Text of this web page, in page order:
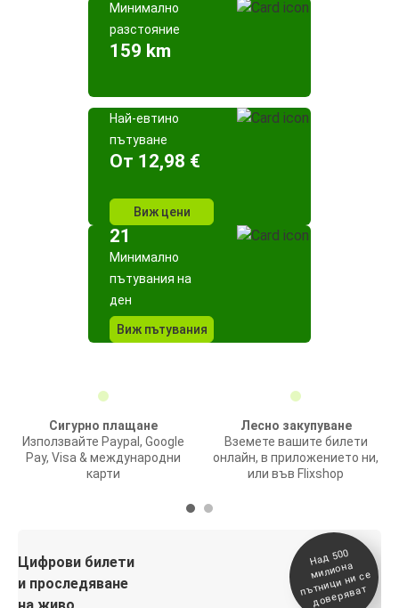
Минимално
разстояние
159 km
Най-евтино
пътуване
Oт 12,98 €
Виж цени
21
Минимално
пътувания на
ден
Виж пътувания
Сигурно плащане
Използвайте Paypal, Google
Pay, Visa & международни
карти
Лесно закупуване
Вземете вашите билети
онлайн, в приложението ни,
или във Flixshop
Цифрови билети
и проследяване
На
д 500
милиона
п
ътници ни се
доверяват